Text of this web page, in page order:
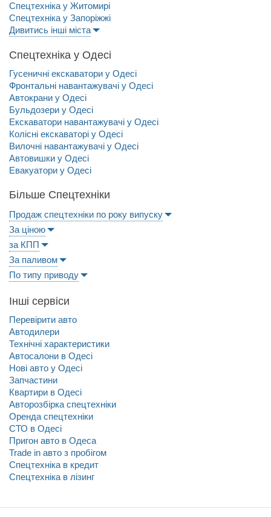
Спецтехніка у Житомирі
Спецтехніка у Запоріжжі
Дивитись інші міста
Спецтехніка у Одесі
Гусеничні екскаватори у Одесі
Фронтальні навантажувачі у Одесі
Автокрани у Одесі
Бульдозери у Одесі
Екскаватори навантажувачі у Одесі
Колісні екскаваторі у Одесі
Вилочні навантажувачі у Одесі
Автовишки у Одесі
Евакуатори у Одесі
Більше Спецтехніки
Продаж спецтехніки по року випуску
За ціною
за КПП
За паливом
По типу приводу
Інші сервіси
Перевірити авто
Автодилери
Технічні характеристики
Автосалони в Одесі
Нові авто у Одесі
Запчастини
Квартири в Одесі
Авторозбірка спецтехніки
Оренда спецтехніки
СТО в Одесі
Пригон авто в Одеса
Trade in авто з пробігом
Спецтехніка в кредит
Спецтехніка в лізинг